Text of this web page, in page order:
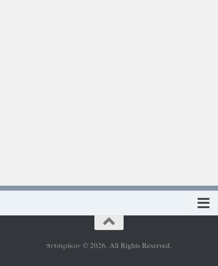
Πολιτική προστασίας προσωπικών δεδομένων
πιτσιρίκος © 2026. All Rights Reserved.